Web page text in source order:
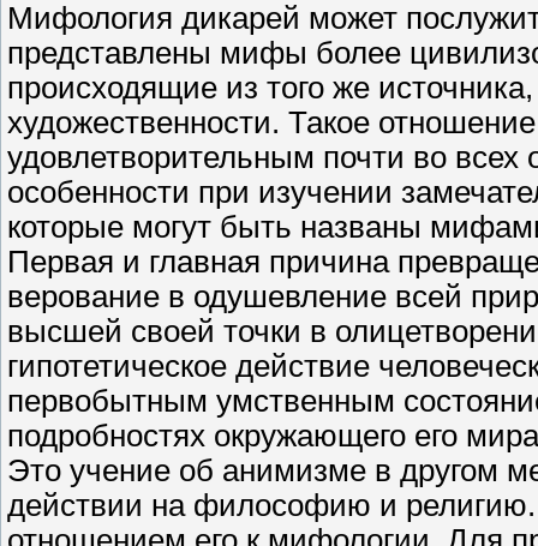
Мифология дикарей может
представлены мифы более
происходящие из того же
художественности. Такое
удовлетворительным почти во всех
особенности при изучении
которые могут быть названы
Первая и главная причина
верование в одушевление всей
высшей своей точки в
гипотетическое действие
первобытным умственным
подробностях окружающего его
Это учение об анимизме в другом
действии на философию и